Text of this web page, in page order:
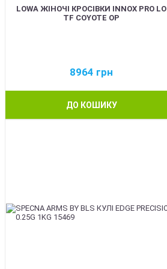
LOWA ЖІНОЧІ КРОСІВКИ INNOX PRO LO
TF COYOTE OP
8964 грн
ДО КОШИКУ